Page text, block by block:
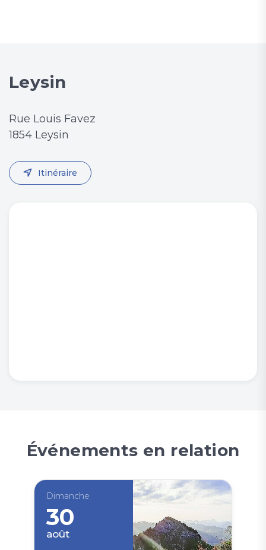
Leysin
Rue Louis Favez
1854 Leysin
Itinéraire
Événements en relation
Dimanche
30
août